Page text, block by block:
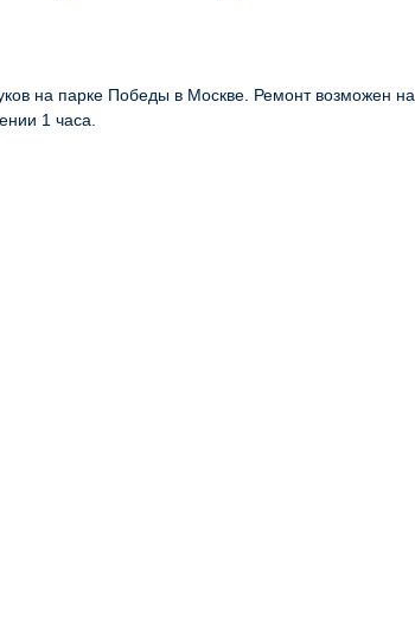
на парке Победы в Москве. Ремонт возможен на
1 часа.